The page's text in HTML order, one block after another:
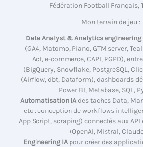
Fédération Football Français,
Mon terrain de jeu :
Data Analyst & Analytics engineering
(GA4, Matomo, Piano, GTM server,
Act, e-commerce, CAPI, RGPD),
(BigQuery, Snowflake, PostgreSQL,
(Airflow, dbt, Dataform), dashboards
Power BI, Metabase, SQL,
Automatisation IAdes taches Data,
etc : conception de workflows
App Script, scraping) connectés aux API
(OpenAI, Mistral,
Engineering IApour créer des